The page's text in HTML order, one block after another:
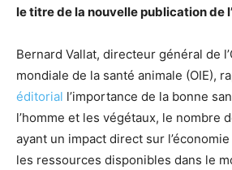
le titre de la nouvelle publication de
Bernard Vallat, directeur général de
mondiale de la santé animale (OIE),
éditorial l’importance de la bonne
l’homme et les végétaux, le nombre
ayant un impact direct sur
les ressources disponibles dans le